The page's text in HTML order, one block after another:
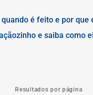
é feito e por que
e saiba como
Resultados por página